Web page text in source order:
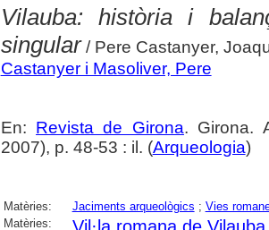
Vilauba: història i
singular/ Pere Castanyer,
Castanyer i Masoliver, Pere
En: Revista de Girona. Girona.
2007), p. 48-53 : il. (Arqueologia)
Matèries: Jaciments arqueològics ; Vies
Matèries: